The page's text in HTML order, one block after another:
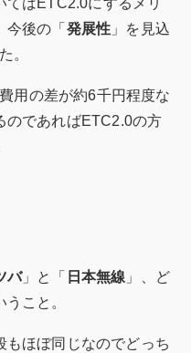
てはETC2.0にするメリ
後の「 発展性 」を見込
。
用の差が約6千円程度な
のであればETC2.0の方
バ」と「 日本無線 」、ど
こと。
もほぼ同じなのでどっち